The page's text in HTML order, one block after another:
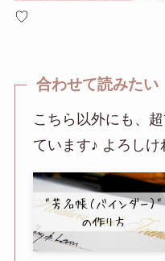
♡
合わせて読みたい
こちら以外にも、
ています♪ よろし